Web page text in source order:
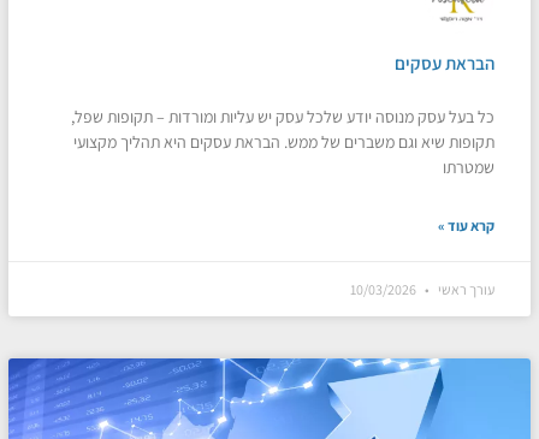
הבראת עסקים
כל בעל עסק מנוסה יודע שלכל עסק יש עליות ומורדות – תקופות שפל,
תקופות שיא וגם משברים של ממש. הבראת עסקים היא תהליך מקצועי
שמטרתו
קרא עוד »
עורך ראשי